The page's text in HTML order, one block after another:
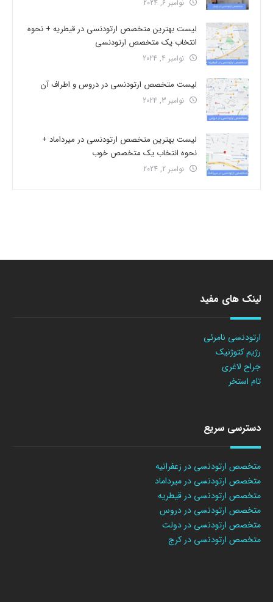
نوامبر 6, 2024
لیست بهترین متخصص ارتودنسی در قیطریه + نحوه
انتخاب یک متخصص ارتودنسی
نوامبر 4, 2024
لیست متخصص ارتودنسی در دروس و اطراف آن
نوامبر 3, 2024
لیست بهترین متخصص ارتودنسی در میرداماد +
نحوه انتخاب یک متخصص خوب
نوامبر 2, 2024
لینک های مفید
ارتودنسی نامرئی
رژیم کتوژنیک
جراح لاغری
تام استخر
دسترسی سریع
متخصص ارتودنسی در زعفرانیه
متخصص ارتودنسی در میرداماد
متخصص ارتودنسی در قیطریه
متخصص ارتودنسی در دروس
متخصص ارتودنسی در دولت
متخصص ارتودنسی در کرج